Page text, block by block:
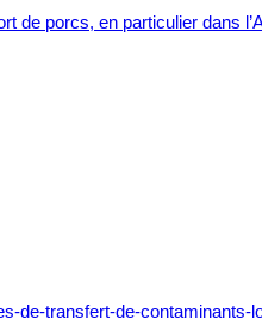
porcs, en particulier dans